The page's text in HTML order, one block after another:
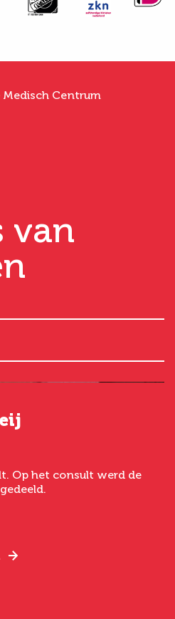
Centrum
van
Op het consult werd de